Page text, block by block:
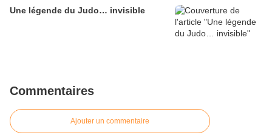
Une légende du Judo… invisible
Commentaires
Ajouter un commentaire